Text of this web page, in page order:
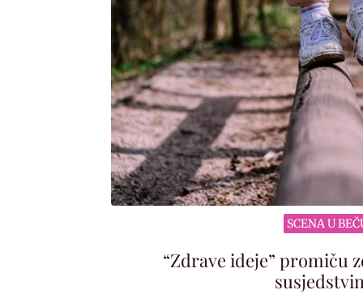
SCENA U
“Zdrave ideje” promiču